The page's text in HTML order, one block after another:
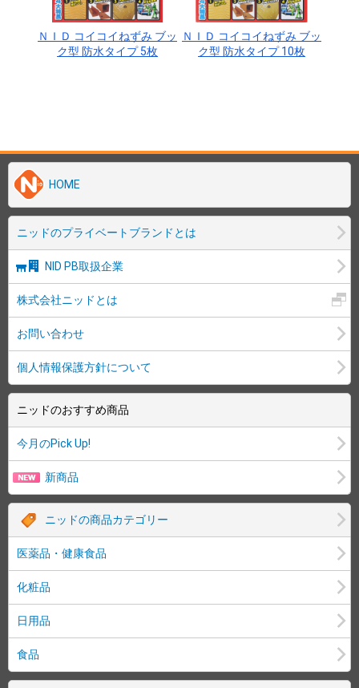
HOME
ニッドのプライベートブランドとは
NID PB取扱企業
株式会社ニッドとは
お問い合わせ
個人情報保護方針について
ニッドのおすすめ商品
今月のPick Up!
新商品
ニッドの商品カテゴリー
医薬品・健康食品
化粧品
日用品
食品